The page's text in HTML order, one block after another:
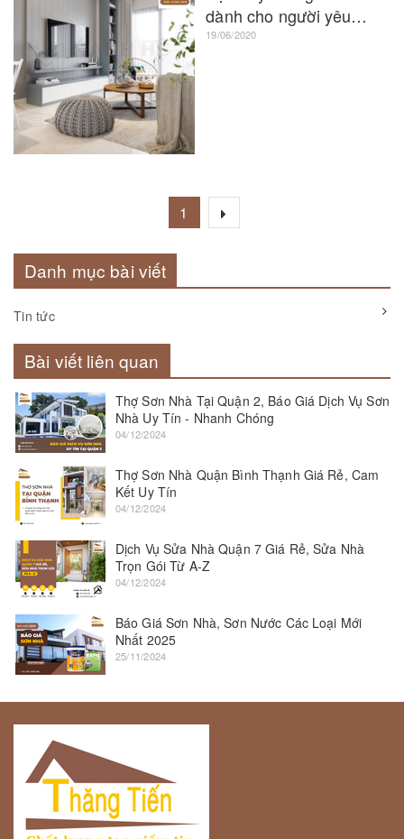
dành cho người yêu
không gian Xanh
19/06/2020
1
Danh mục bài viết
Tin tức
Bài viết liên quan
Thợ Sơn Nhà Tại Quận 2, Báo Giá Dịch Vụ Sơn
Nhà Uy Tín - Nhanh Chóng
04/12/2024
Thợ Sơn Nhà Quận Bình Thạnh Giá Rẻ, Cam
Kết Uy Tín
04/12/2024
Dịch Vụ Sửa Nhà Quận 7 Giá Rẻ, Sửa Nhà
Trọn Gói Từ A-Z
04/12/2024
Báo Giá Sơn Nhà, Sơn Nước Các Loại Mới
Nhất 2025
25/11/2024